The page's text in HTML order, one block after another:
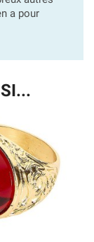
a pour